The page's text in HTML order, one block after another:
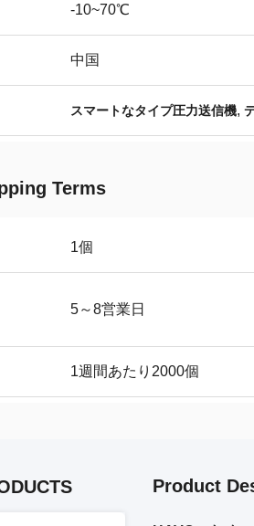
-10~70℃
中国
スマートなタイプ圧力送信機,
Terms
1個
5～8営業日
1週間あたり2000個
Product